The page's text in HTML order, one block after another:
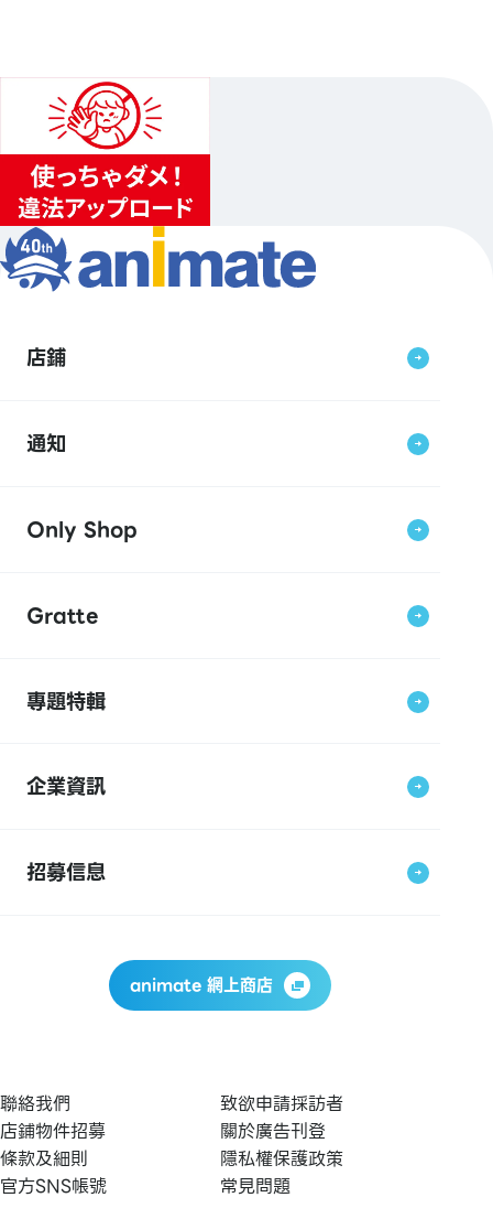
店鋪
通知
Only Shop
Gratte
專題特輯
企業資訊
招募信息
animate 網上商店
聯絡我們
致欲申請採訪者
店鋪物件招募
關於廣告刊登
條款及細則
隱私權保護政策
官方SNS帳號
常見問題